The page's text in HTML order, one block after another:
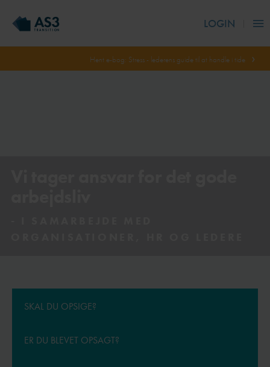
LOGIN
Hent e-bog: Stress - lederens guide til at handle i tide
SKAL DU OPSIGE?
ER DU BLEVET OPSAGT?